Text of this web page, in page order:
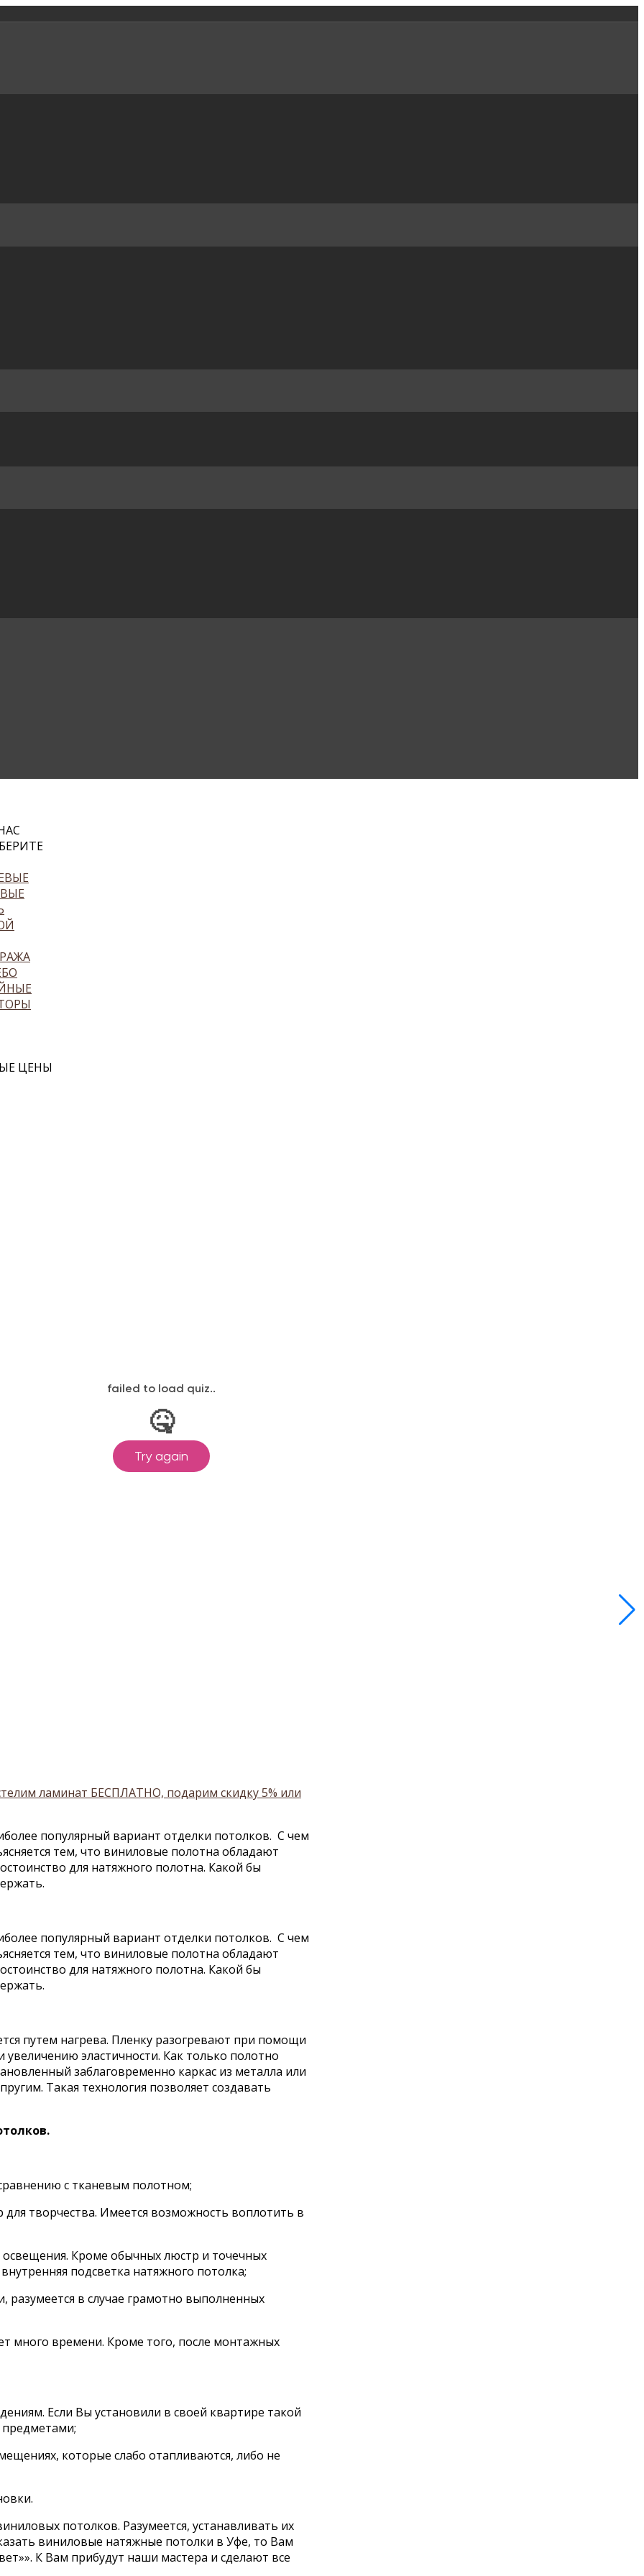
ЦЕНЫ
ламинат БЕСПЛАТНО, подарим скидку 5% или
популярный вариант отделки потолков. С чем
тем, что виниловые полотна обладают
для натяжного полотна. Какой бы
популярный вариант отделки потолков. С чем
тем, что виниловые полотна обладают
для натяжного полотна. Какой бы
путем нагрева. Пленку разогревают при помощи
эластичности. Как только полотно
заблаговременно каркас из металла или
Такая технология позволяет создавать
с тканевым полотном;
творчества. Имеется возможность воплотить в
Кроме обычных люстр и точечных
подсветка натяжного потолка;
в случае грамотно выполненных
много времени. Кроме того, после монтажных
Если Вы установили в своей квартире такой
предметами;
которые слабо отапливаются, либо не
потолков. Разумеется, устанавливать их
виниловые натяжные потолки в Уфе, то Вам
К Вам прибудут наши мастера и сделают все